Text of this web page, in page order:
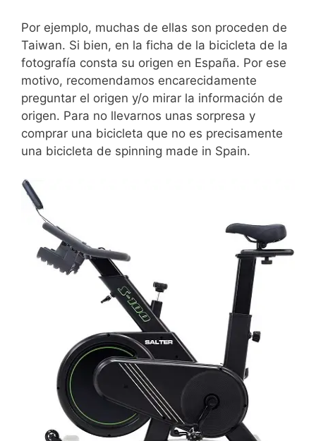
Por ejemplo, muchas de ellas son proceden de
Taiwan. Si bien, en la ficha de la bicicleta de la
fotografía consta su origen en España. Por ese
motivo, recomendamos encarecidamente
preguntar el origen y/o mirar la información de
origen. Para no llevarnos unas sorpresa y
comprar una bicicleta que no es precisamente
una bicicleta de spinning made in Spain.